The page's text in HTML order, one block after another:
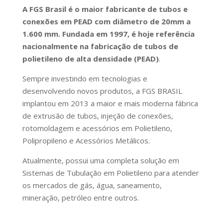
A FGS Brasil é o maior fabricante de tubos e
conexões em PEAD com diâmetro de 20mm a
1.600 mm. Fundada em 1997, é hoje referência
nacionalmente na fabricação de tubos de
polietileno de alta densidade (PEAD).
Sempre investindo em tecnologias e
desenvolvendo novos produtos, a FGS BRASIL
implantou em 2013 a maior e mais moderna fábrica
de extrusão de tubos, injeção de conexões,
rotomoldagem e acessórios em Polietileno,
Polipropileno e Acessórios Metálicos.
Atualmente, possui uma completa solução em
Sistemas de Tubulação em Polietileno para atender
os mercados de gás, água, saneamento,
mineração, petróleo entre outros.